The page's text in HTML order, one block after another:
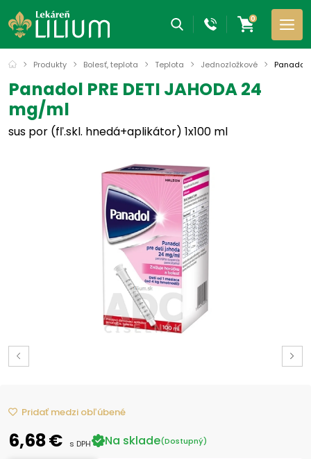
0
Produkty Bolesť, teplota Teplota Jednozložkové Panadol
Panadol PRE DETI JAHODA 24
mg/ml
sus por (fľ.skl. hnedá+aplikátor) 1x100 ml
Pridať medzi obľúbené
6,68 € s DPH Na sklade(Dostupný)